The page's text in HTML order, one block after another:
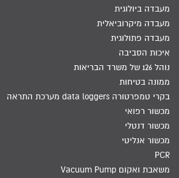
מעבדה ביולוגית
מעבדה מיקרוביאלית
מעבדה פתולוגית
איכות הסביבה
נוהל 126 של משרד הבריאות
ממונה בטיחות
בקרי טמפרטורה data loggers מערכת התראה
מכשור רפואי
מכשור דנטלי
מכשור אנליטי
PCR
משאבת ואקום Vacuum Pump